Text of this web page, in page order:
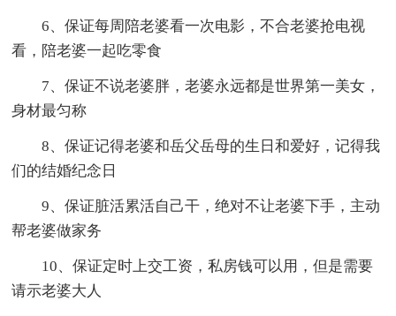
6、保证每周陪老婆看一次电影，不合老婆抢电视
看，陪老婆一起吃零食
7、保证不说老婆胖，老婆永远都是世界第一美女，
身材最匀称
8、保证记得老婆和岳父岳母的生日和爱好，记得我
们的结婚纪念日
9、保证脏活累活自己干，绝对不让老婆下手，主动
帮老婆做家务
10、保证定时上交工资，私房钱可以用，但是需要
请示老婆大人